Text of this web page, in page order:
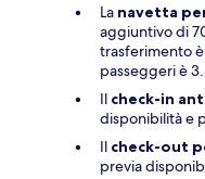
La navetta
aggiuntivo di
trasferimento
passeggeri è 3.
Il check-in
disponibilità e
Il check-out
previa